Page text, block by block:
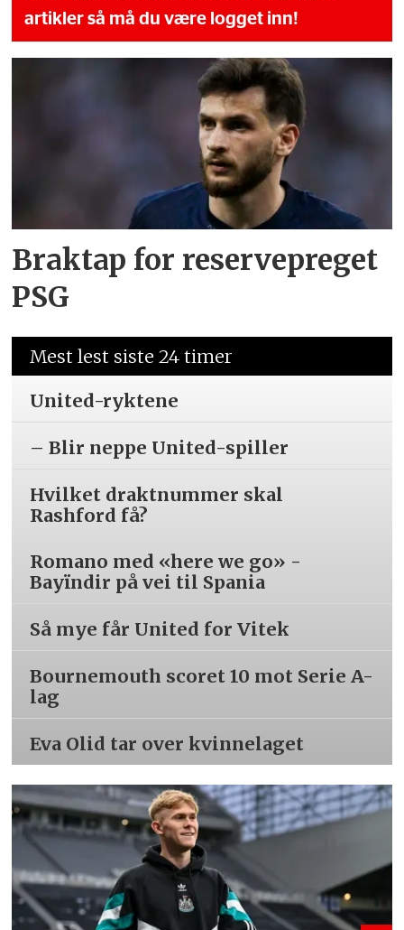
artikler så må du være logget inn!
Braktap for reservepreget
PSG
Mest lest siste 24 timer
United-ryktene
– Blir neppe United-spiller
Hvilket draktnummer skal
Rashford få?
Romano med «here we go» -
Bayïndir på vei til Spania
Så mye får United for Vitek
Bournemouth scoret 10 mot Serie A-
lag
Eva Olid tar over kvinnelaget